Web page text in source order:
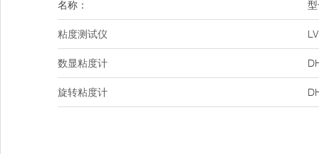
名称：
粘度测试仪
数显粘度计
旋转粘度计